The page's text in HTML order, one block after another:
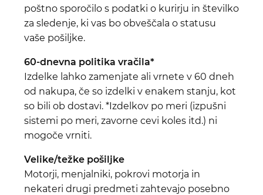
poštno sporočilo s podatki o kurirju in številko
za sledenje, ki vas bo obveščala o statusu
vaše pošiljke.
60-dnevna politika vračila*
Izdelke lahko zamenjate ali vrnete v 60 dneh
od nakupa, če so izdelki v enakem stanju, kot
so bili ob dostavi. *Izdelkov po meri (izpušni
sistemi po meri, zavorne cevi koles itd.) ni
mogoče vrniti.
Velike/težke pošiljke
Motorji, menjalniki, pokrovi motorja in
nekateri drugi predmeti zahtevajo posebno